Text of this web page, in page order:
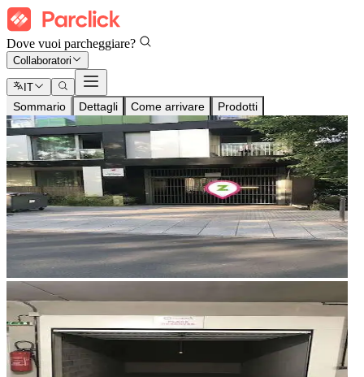
Dove vuoi parcheggiare?
Collaboratori
IT
Sommario Dettagli Come arrivare Prodotti